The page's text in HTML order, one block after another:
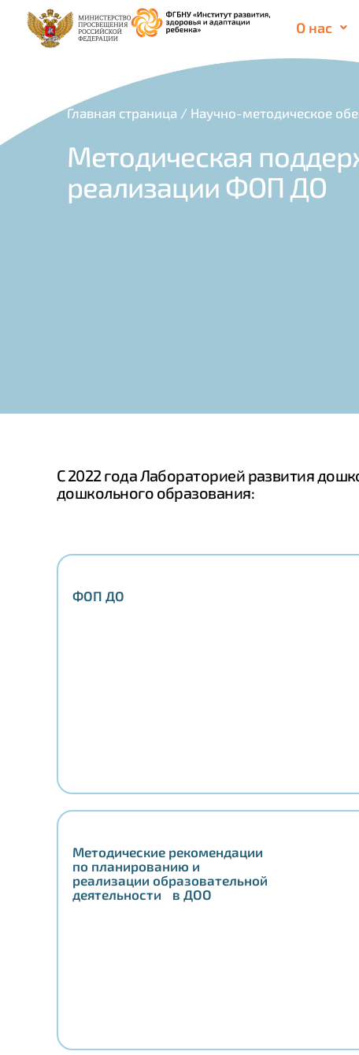
О нас
Главная страница / Научно-методическое
Методическая
реализации ФОП ДО
С 2022 года Лабораторией развития
дошкольного образования:
ФОП ДО
Методические рекомендации
по планированию и
реализации образовательной
деятельности в ДОО